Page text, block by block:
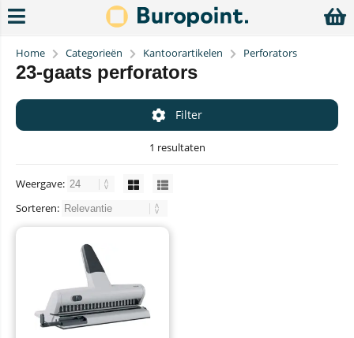
Home Categorieën Kantoorartikelen Perforators
23-gaats perforators
Filter
1 resultaten
Weergave:
Sorteren: